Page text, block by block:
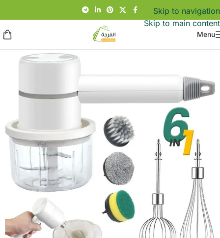
Skip to navigation
Skip to main content
Menu